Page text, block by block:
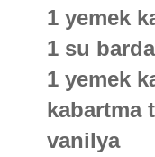
1 yemek
1 su
1 yemek
kabartma
vanilya